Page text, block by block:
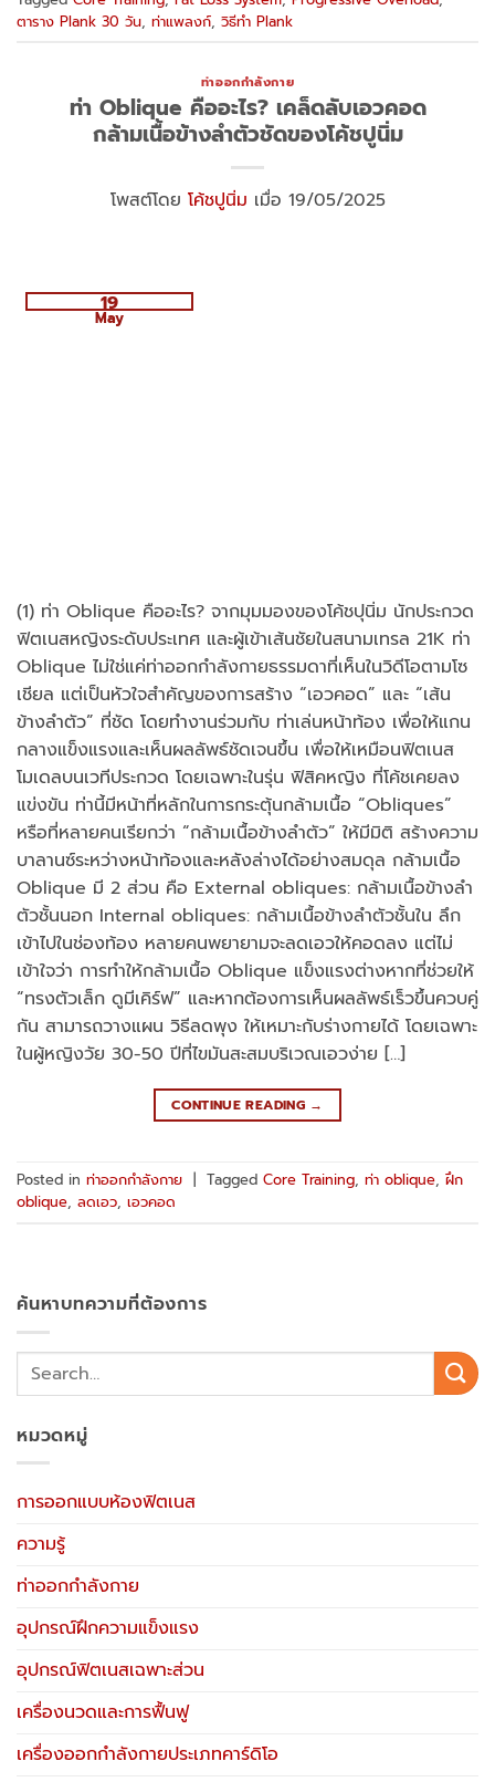
ตาราง Plank 30 วัน, ท่าแพลงก์, วิธีทำ Plank
ท่าออกกำลังกาย
ท่า Oblique คืออะไร? เคล็ดลับเอวคอด
กล้ามเนื้อข้างลำตัวชัดของโค้ชปูนิ่ม
โพสต์โดย โค้ชปูนิ่ม เมื่อ 19/05/2025
19
May
(1) ท่า Oblique คืออะไร? จากมุมมองของโค้ชปุนิ่ม นักประกวด
ฟิตเนสหญิงระดับประเทศ และผู้เข้าเส้นชัยในสนามเทรล 21K ท่า
Oblique ไม่ใช่แค่ท่าออกกำลังกายธรรมดาที่เห็นในวิดีโอตามโซ
เชียล แต่เป็นหัวใจสำคัญของการสร้าง “เอวคอด” และ “เส้น
ข้างลำตัว” ที่ชัด โดยทำงานร่วมกับ ท่าเล่นหน้าท้อง เพื่อให้แกน
กลางแข็งแรงและเห็นผลลัพธ์ชัดเจนขึ้น เพื่อให้เหมือนฟิตเนส
โมเดลบนเวทีประกวด โดยเฉพาะในรุ่น ฟิสิคหญิง ที่โค้ชเคยลง
แข่งขัน ท่านี้มีหน้าที่หลักในการกระตุ้นกล้ามเนื้อ “Obliques”
หรือที่หลายคนเรียกว่า “กล้ามเนื้อข้างลำตัว” ให้มีมิติ สร้างความ
บาลานซ์ระหว่างหน้าท้องและหลังล่างได้อย่างสมดุล กล้ามเนื้อ
Oblique มี 2 ส่วน คือ External obliques: กล้ามเนื้อข้างลำ
ตัวชั้นนอก Internal obliques: กล้ามเนื้อข้างลำตัวชั้นใน ลึก
เข้าไปในช่องท้อง หลายคนพยายามจะลดเอวให้คอดลง แต่ไม่
เข้าใจว่า การทำให้กล้ามเนื้อ Oblique แข็งแรงต่างหากที่ช่วยให้
“ทรงตัวเล็ก ดูมีเคิร์ฟ” และหากต้องการเห็นผลลัพธ์เร็วขึ้นควบคู่
กัน สามารถวางแผน วิธีลดพุง ให้เหมาะกับร่างกายได้ โดยเฉพาะ
ในผู้หญิงวัย 30-50 ปีที่ไขมันสะสมบริเวณเอวง่าย […]
CONTINUE READING →
Posted in ท่าออกกำลังกาย Tagged Core Training, ท่า oblique, ฝึก
oblique, ลดเอว, เอวคอด
ค้นหาบทความที่ต้องการ
หมวดหมู่
การออกแบบห้องฟิตเนส
ความรู้
ท่าออกกำลังกาย
อุปกรณ์ฝึกความแข็งแรง
อุปกรณ์ฟิตเนสเฉพาะส่วน
เครื่องนวดและการฟื้นฟู
เครื่องออกกำลังกายประเภทคาร์ดิโอ